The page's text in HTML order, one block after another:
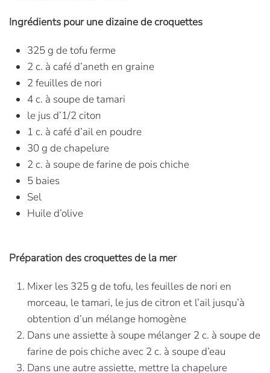
Ingrédients pour une dizaine de croquettes
325 g de tofu ferme
2 c. à café d’aneth en graine
2 feuilles de nori
4 c. à soupe de tamari
le jus d’1/2 citon
1 c. à café d’ail en poudre
30 g de chapelure
2 c. à soupe de farine de pois chiche
5 baies
Sel
Huile d’olive
Préparation des croquettes de la mer
Mixer les 325 g de tofu, les feuilles de nori en
morceau, le tamari, le jus de citron et l’ail jusqu’à
obtention d’un mélange homogène
Dans une assiette à soupe mélanger 2 c. à soupe de
farine de pois chiche avec 2 c. à soupe d’eau
Dans une autre assiette, mettre la chapelure